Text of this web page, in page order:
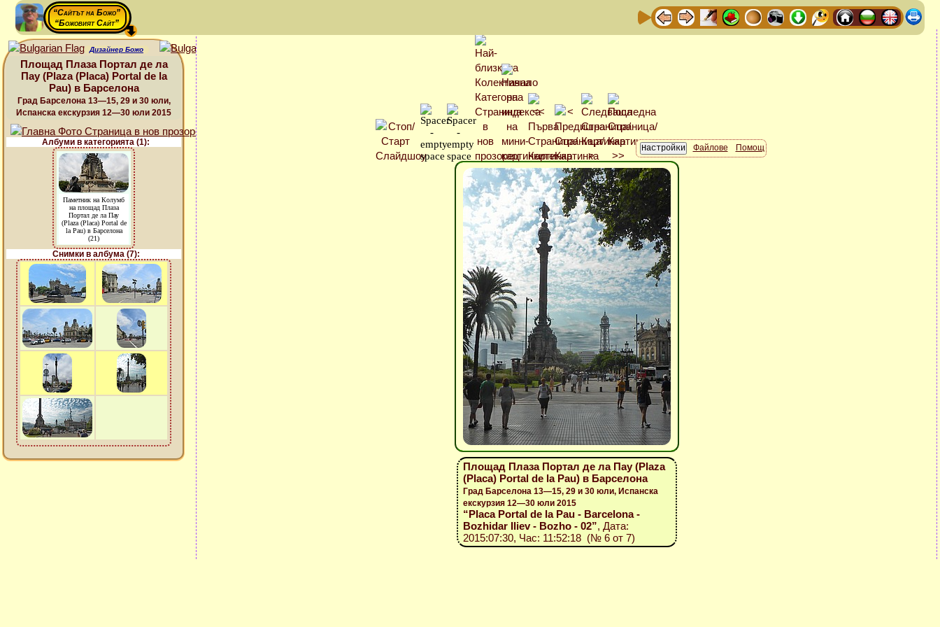
“Сайтът на Божо”
“Божовият Сайт”
Дизайнер Божо
Площад Плаза Портал де ла
Пау (Plaza (Placa) Portal de la
Pau) в Барселона
Град Барселона 13—15, 29 и 30 юли,
Испанска екскурзия 12—30 юли 2015
Албуми в категорията (1):
Паметник на Колумб
на площад Плаза
Портал де ла Пау
(Plaza (Placa) Portal de
la Pau) в Барселона
(21)
Снимки в албума (7):
Файлове Помощ
Площад Плаза Портал де ла Пау (Plaza
(Placa) Portal de la Pau) в Барселона
Град Барселона 13—15, 29 и 30 юли, Испанска
екскурзия 12—30 юли 2015
“Placa Portal de la Pau - Barcelona -
Bozhidar Iliev - Bozho - 02”, Дата:
2015:07:30, Час: 11:52:18 (№ 6 от 7)